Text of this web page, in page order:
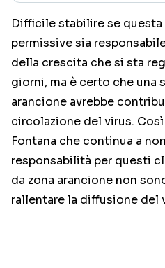
Difficile stabilire se
permissive sia
della crescita che si sta
giorni, ma è certo che una
arancione avrebbe
circolazione del virus.
Fontana che continua a
responsabilità per questi
da zona arancione non
rallentare la diffusione del